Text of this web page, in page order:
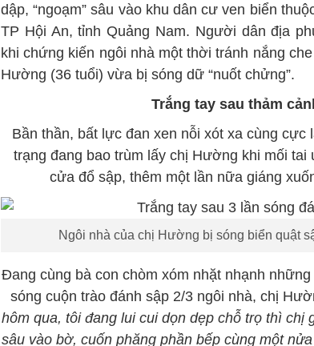
dập, “ngoạm” sâu vào khu dân cư ven biển
TP Hội An, tỉnh Quảng Nam. Người dân địa
khi chứng kiến ngôi nhà một thời tránh nắng
Hường (36 tuổi) vừa bị sóng dữ “nuốt chửng”.
Trắng tay sau thảm
Bần thần, bất lực đan xen nỗi xót xa cùng cực
trạng đang bao trùm lấy chị Hường khi mối
cửa đổ sập, thêm một lần nữa giáng
Ngôi nhà của chị Hường bị sóng biển quật
Đang cùng bà con chòm xóm nhặt nhạnh
sóng cuộn trào đánh sập 2/3 ngôi nhà, chị
hôm qua, tôi đang lui cui dọn dẹp chỗ trọ thì chị
sâu vào bờ, cuốn phăng phần bếp cùng một